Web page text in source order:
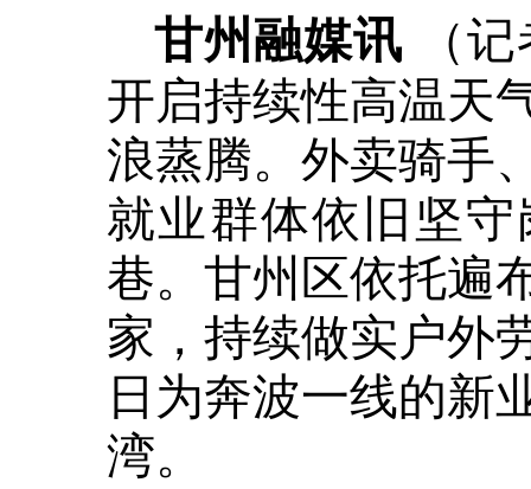
甘州融媒讯 （
开启持续性高温天
浪蒸腾。外卖骑手
就业群体依旧坚
巷。甘州区依托遍
家，持续做实户外
日为奔波一线的新
湾。